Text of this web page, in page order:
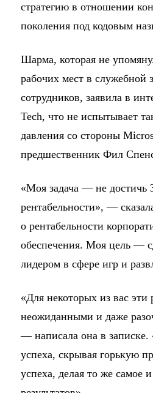
стратегию в отношении
поколения под кодовым
Шарма, которая не
рабочих мест в служебной
сотрудников, заявила в
Tech, что не испытывает
давления со стороны
предшественник Фил
«Моя задача — не достичь
рентабельности», —
о рентабельности
обеспечения. Моя цель —
лидером в сфере игр и
«Для некоторых из вас эти
неожиданными и даже
— написала она в
успеха, скрывая горькую
успеха, делая то же самое